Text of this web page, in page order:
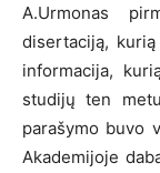
A.Urmonas
disertaciją,
informacija,
studijų ten
parašymo buvo
Akademijoje